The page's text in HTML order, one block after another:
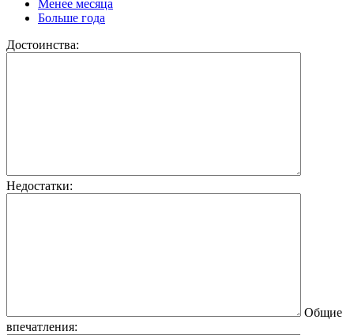
Менее месяца
Больше года
Достоинства:
Недостатки:
Общие
впечатления: